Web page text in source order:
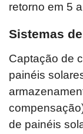
retorno em 5
Sistemas
Captação de
painéis
de painéis